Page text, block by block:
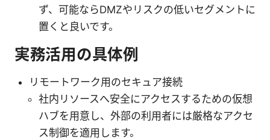
ず、可能ならDMZやリスクの低いセグメントに
置くと良いです。
実務活用の具体例
リモートワーク用のセキュア接続
社内リソースへ安全にアクセスするための仮想
ハブを用意し、外部の利用者には厳格なアクセ
ス制御を適用します。